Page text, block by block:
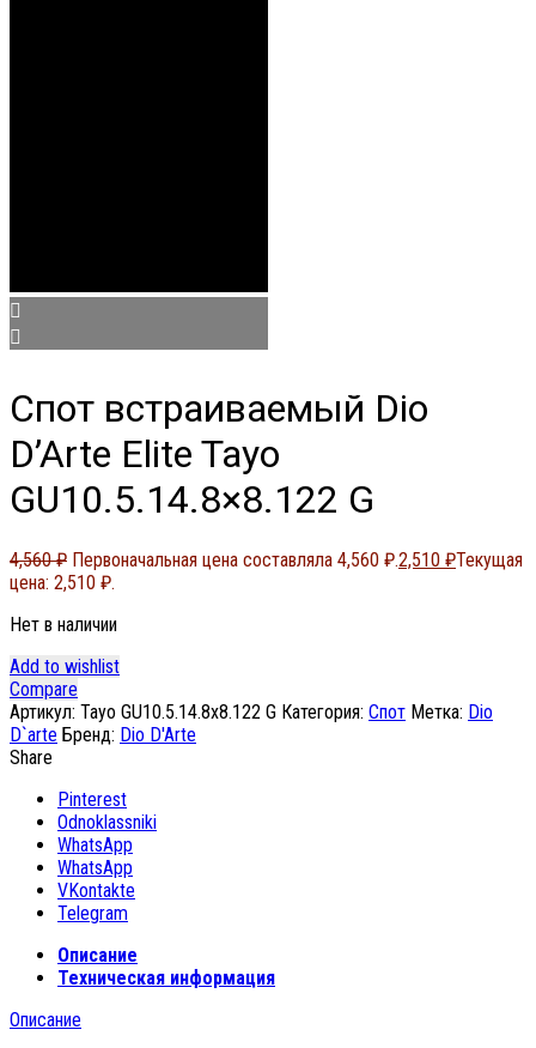
Спот встраиваемый Dio
D’Arte Elite Tayo
GU10.5.14.8×8.122 G
4,560₽ Первоначальная цена составляла 4,560 ₽.2,510 ₽Текущая
цена: 2,510 ₽.
Нет в наличии
Add to wishlist
Compare
Артикул: Tayo GU10.5.14.8x8.122 G Категория: Спот Метка: Dio
D`arte Бренд: Dio D'Arte
Share
Pinterest
Odnoklassniki
WhatsApp
WhatsApp
VKontakte
Telegram
Описание
Техническая информация
Описание